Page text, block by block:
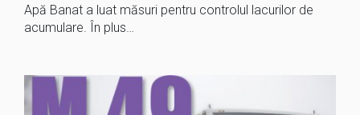
Apă Banat a luat măsuri pentru controlul lacurilor de
acumulare. În plus…